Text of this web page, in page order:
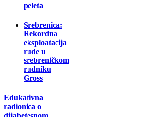
peleta
Srebrenica:
Rekordna
eksploatacija
rude u
srebreničkom
rudniku
Gross
Edukativna
radionica o
dijabetesnom